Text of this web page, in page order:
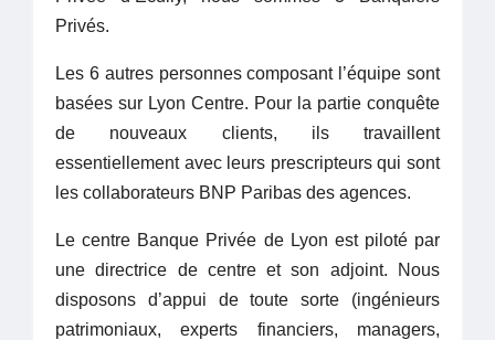
Privés.
Les 6 autres personnes composant l’équipe sont
basées sur Lyon Centre. Pour la partie conquête
de nouveaux clients, ils travaillent
essentiellement avec leurs prescripteurs qui sont
les collaborateurs BNP Paribas des agences.
Le centre Banque Privée de Lyon est piloté par
une directrice de centre et son adjoint. Nous
disposons d’appui de toute sorte (ingénieurs
patrimoniaux, experts financiers, managers,